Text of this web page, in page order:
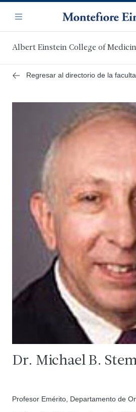
contenido
principal
Navegación
Menú
Albert Einstein College of
Regresar al directorio de la
Dr. Michael B.
Profesor Emérito, Departamento de